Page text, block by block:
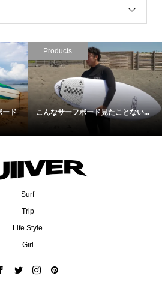
ード
Products
こんなサーフボード見たことない...
Surf
Trip
Life Style
Girl